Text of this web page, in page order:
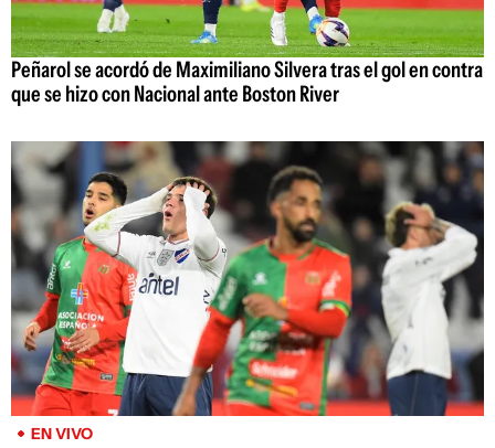
Peñarol se acordó de Maximiliano Silvera tras el gol en contra
que se hizo con Nacional ante Boston River
EN VIVO